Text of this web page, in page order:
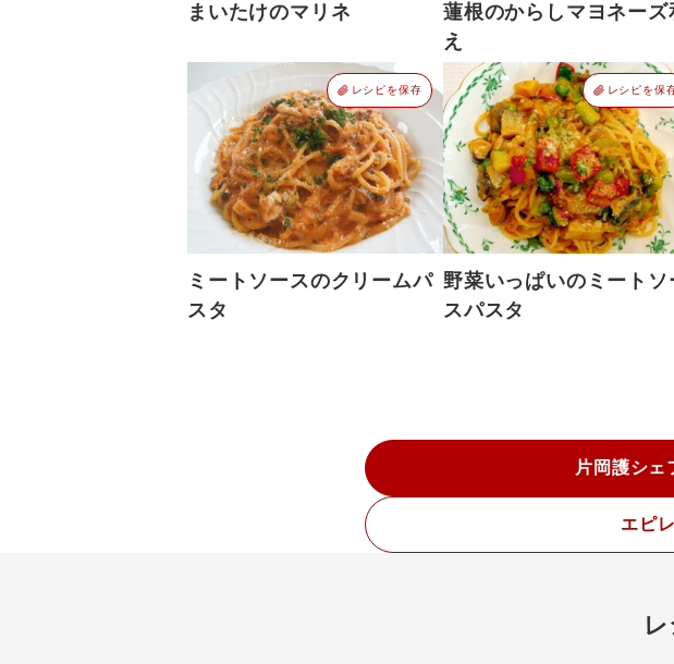
まいたけのマリネ
蓮根のからしマヨネーズ
え
レシピを保存
ミートソースのクリームパ
スタ
レシピを保
野菜いっぱいのミートソ
スパスタ
片岡護シェ
エピ